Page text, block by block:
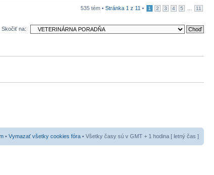
535 tém • Stránka 1 z 11 • 1 2 3 4 5 11
Skočiť na:
• Vymazať všetky cookies fóra • Všetky časy sú v GMT + 1 hodina [ letný čas ]